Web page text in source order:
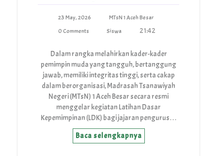
23 May, 2026
MTsN 1 Aceh Besar
0 Comments
Siswa 21:42
Dalam rangka melahirkan kader-kader
pemimpin muda yang tangguh, bertanggung
jawab, memiliki integritas tinggi, serta cakap
dalam berorganisasi, Madrasah Tsanawiyah
Negeri (MTsN) 1 Aceh Besar secara resmi
menggelar kegiatan Latihan Dasar
Kepemimpinan (LDK) bagi jajaran pengurus…
Baca selengkapnya